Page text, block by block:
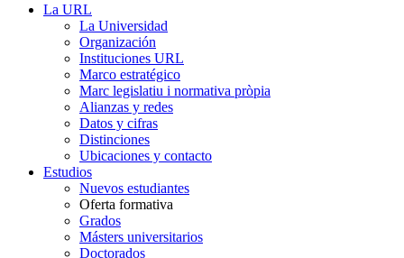
La URL
La Universidad
Organización
Instituciones URL
Marco estratégico
Marc legislatiu i normativa pròpia
Alianzas y redes
Datos y cifras
Distinciones
Ubicaciones y contacto
Estudios
Nuevos estudiantes
Oferta formativa
Grados
Másters universitarios
Doctorados